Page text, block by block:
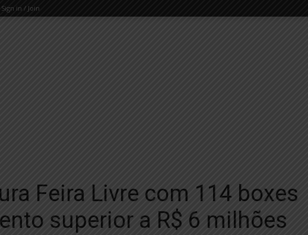
Sign in / Join
Feira Livre com 114 boxes
superior a R$ 6 milhões